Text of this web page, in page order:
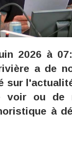
2026 à
a de
sur
voir ou de
à